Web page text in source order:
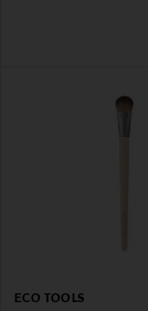
ECO TOOLS